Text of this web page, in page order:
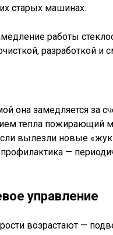
старых машинах.
работы
разработкой и
она замедляется за
тепла пожирающий
вылезли новые
—
управление
возрастают —